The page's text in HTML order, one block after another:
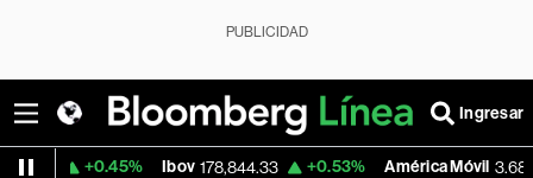
PUBLICIDAD
Ingresar
Ibov 178,844.33 +0.53% América Móvil 3.68